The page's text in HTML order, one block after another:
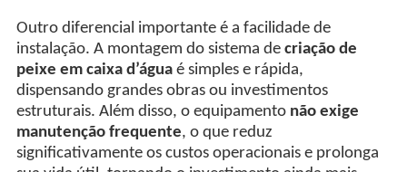
Outro diferencial importante é a facilidade de
instalação. A montagem do sistema de criação de
peixe em caixa d’águaé simples e rápida,
dispensando grandes obras ou investimentos
estruturais. Além disso, o equipamento não exige
manutenção frequente, o que reduz
significativamente os custos operacionais e prolonga